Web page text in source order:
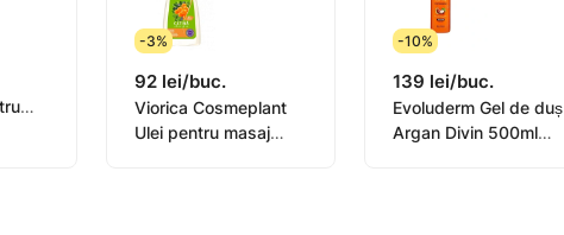
-3%
92 lei/buc.
Viorica Cosmeplant
Ulei pentru masaj
-10%
139 lei/buc.
Evoluderm Gel de duș
Argan Divin 500ml